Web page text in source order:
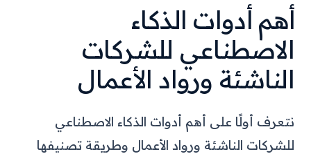
أهم أدوات الذكاء
الاصطناعي للشركات
الناشئة ورواد الأعمال
نتعرف أولًا على أهم أدوات الذكاء الاصطناعي
للشركات الناشئة ورواد الأعمال وطريقة تصنيفها